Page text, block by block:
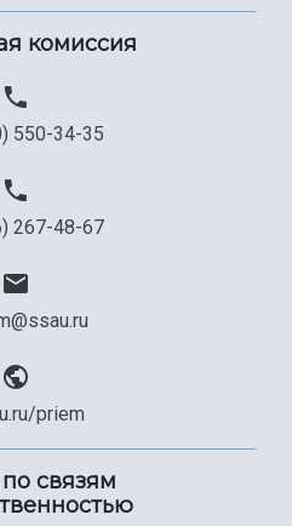
комиссия
550-34-35
267-48-67
priem
связям